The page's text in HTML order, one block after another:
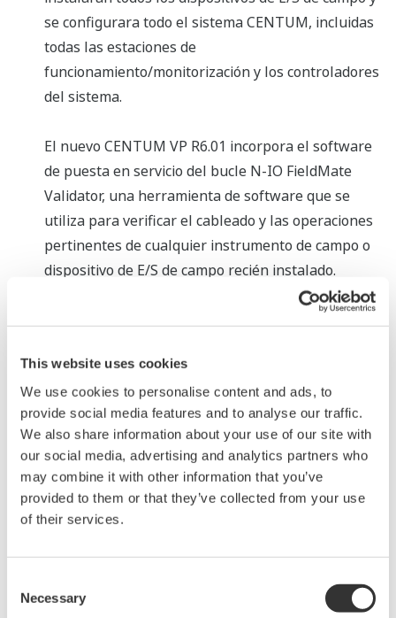
This website uses cookies
We use cookies to personalise content and ads, to
provide social media features and to analyse our traffic.
We also share information about your use of our site with
our social media, advertising and analytics partners who
may combine it with other information that you’ve
provided to them or that they’ve collected from your use
of their services.
Selection
Necessary
se configurara todo el sistema CENTUM, incluidas
todas las estaciones de
funcionamiento/monitorización y los controladores
del sistema.
El nuevo CENTUM VP R6.01 incorpora el software
de puesta en servicio del bucle N-IO FieldMate
Validator, una herramienta de software que se
utiliza para verificar el cableado y las operaciones
pertinentes de cualquier instrumento de campo o
dispositivo de E/S de campo recién instalado.
FieldMate Validator se suministra con FieldMate, el
conexión con un dispositivo N-IO, la herramienta
FieldMate Validator puede comprobar en tiempo
real el cableado de todos los instrumentos de
campo, basándose en la información de E/S de
Circuito de control en el software de aplicación del
sistema de control, para verificar que funcionan
correctamente. Para ello, ya no es necesario
versatilidad en la ejecución del proyecto.